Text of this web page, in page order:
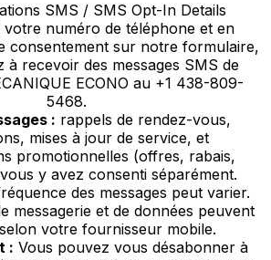
SMS / SMS Opt-In Details
numéro de téléphone et en
consentement sur notre formulaire,
à recevoir des messages SMS de
ECONO au +1 438-809-
5468.
: rappels de rendez-vous,
mises à jour de service, et
promotionnelles (offres, rabais,
y avez consenti séparément.
des messages peut varier.
messagerie et de données peuvent
votre fournisseur mobile.
: Vous pouvez vous désabonner à